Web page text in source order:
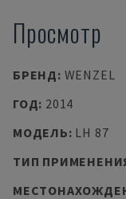
Просмотр
БРЕНД: WENZEL
ГОД: 2014
МОДЕЛЬ: LH 87
ТИП